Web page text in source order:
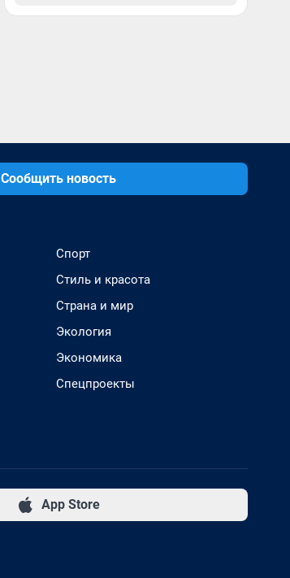
Сообщить новость
Спорт
Стиль и красота
Страна и мир
Экология
Экономика
Спецпроекты
App Store